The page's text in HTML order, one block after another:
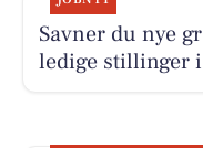
Savner du nye
ledige stillinger